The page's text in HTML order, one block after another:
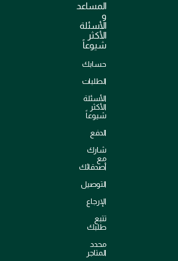
المساعد
و
الأسئلة
الأكثر
شيوعاً
حسابك
الطلبات
الأسئلة
الأكثر
شيوعاً
الدفع
شارك
مع
أصدقائك
التوصيل
الإرجاع
تتبع
طلبك
محدد
المتاجر